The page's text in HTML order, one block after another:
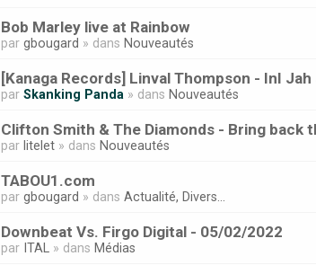
Bob Marley live at Rainbow
pargbougard » dans Nouveautés
[Kanaga Records] Linval Thompson - InI
parSkanking Panda » dans Nouveautés
Clifton Smith & The Diamonds - Bring back
par litelet » dans Nouveautés
TABOU1.com
pargbougard » dansActualité, Divers...
Downbeat Vs. Firgo Digital - 05/02/2022
par ITAL » dans Médias